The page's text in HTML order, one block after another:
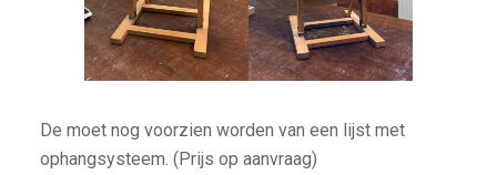
De moet nog voorzien worden van een lijst met
ophangsysteem. (Prijs op aanvraag)